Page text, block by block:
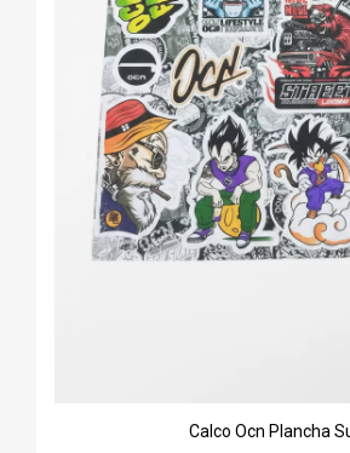
Calco Ocn Plancha